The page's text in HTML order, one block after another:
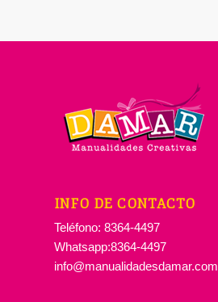
INFO DE CONTACTO
Teléfono: 8364-4497
Whatsapp:8364-4497
info@manualidadesdamar.com